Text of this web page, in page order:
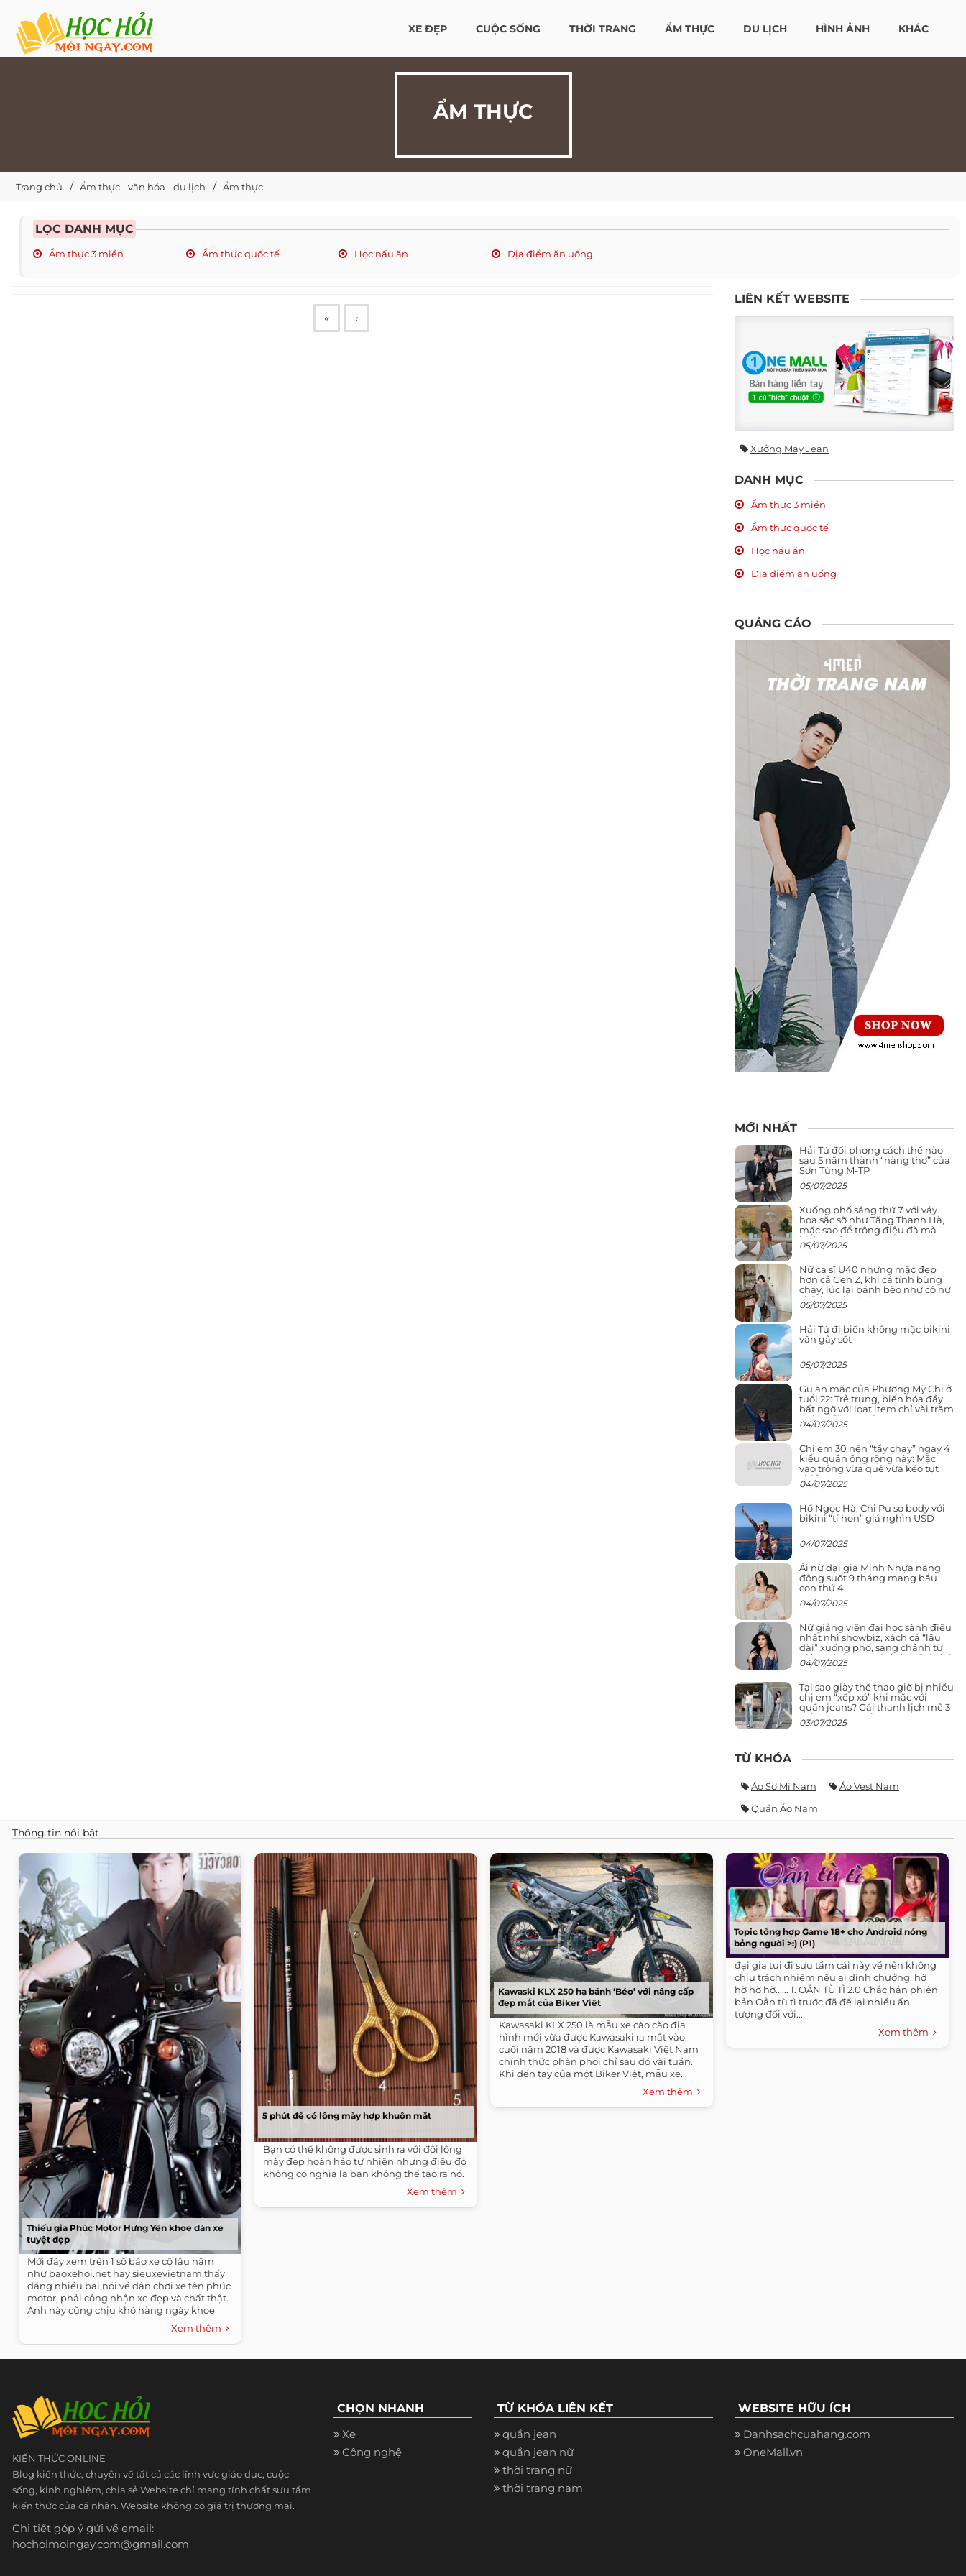
XE ĐẸP CUỘC SỐNG THỜI TRANG ẨM THỰC DU LỊCH HÌNH ẢNH KHÁC
ẨM THỰC
Trang chủ Ẩm thực - văn hóa - du lịch Ẩm thực
LỌC DANH MỤC
Ẩm thực 3 miền Ẩm thực quốc tế Học nấu ăn Địa điểm ăn uống
« ‹
LIÊN KẾT WEBSITE
Xưởng May Jean
DANH MỤC
Ẩm thực 3 miền
Ẩm thực quốc tế
Học nấu ăn
Địa điểm ăn uống
QUẢNG CÁO
MỚI NHẤT
Hải Tú đổi phong cách thế nào
sau 5 năm thành “nàng thơ” của
Sơn Tùng M-TP
05/07/2025
Xuống phố sáng thứ 7 với váy
hoa sặc sỡ như Tăng Thanh Hà,
mặc sao để trông điệu đà mà
không sến
05/07/2025
Nữ ca sĩ U40 nhưng mặc đẹp
hơn cả Gen Z, khi cá tính bùng
cháy, lúc lại bánh bèo như cô nữ
chính ngôn tình
05/07/2025
Hải Tú đi biển không mặc bikini
vẫn gây sốt
05/07/2025
Gu ăn mặc của Phương Mỹ Chi ở
tuổi 22: Trẻ trung, biến hóa đầy
bất ngờ với loạt item chỉ vài trăm
nghìn đã mua được
04/07/2025
Chị em 30 nên “tẩy chay” ngay 4
kiểu quần ống rộng này: Mặc
vào trông vừa quê vừa kéo tụt
chiều cao
04/07/2025
Hồ Ngọc Hà, Chi Pu so body với
bikini “tí hon” giá nghìn USD
04/07/2025
Ái nữ đại gia Minh Nhựa năng
động suốt 9 tháng mang bầu
con thứ 4
04/07/2025
Nữ giảng viên đại học sành điệu
nhất nhì showbiz, xách cả “lâu
đài” xuống phố, sang chảnh từ
giảng đường ra phố khó ai đọ lại
04/07/2025
Tại sao giày thể thao giờ bị nhiều
chị em “xếp xó” khi mặc với
quần jeans? Gái thanh lịch mê 3
kiểu này hơn hẳn
03/07/2025
TỪ KHÓA
Áo Sơ Mi Nam
Áo Vest Nam
Quần Áo Nam
Thông tin nổi bật
Thiếu gia Phúc Motor Hưng Yên khoe dàn xe
tuyệt đẹp
Mới đây xem trên 1 số báo xe cộ lâu năm
như baoxehoi.net hay sieuxevietnam thấy
đăng nhiều bài nói về dân chơi xe tên phúc
motor, phải công nhận xe đẹp và chất thật.
Anh này cũng chịu khó hàng ngày khoe
Xem thêm
5 phút để có lông mày hợp khuôn mặt
Bạn có thể không được sinh ra với đôi lông
mày đẹp hoàn hảo tự nhiên nhưng điều đó
không có nghĩa là bạn không thể tạo ra nó.
Xem thêm
Kawaski KLX 250 hạ bánh ‘Béo’ với nâng cấp
đẹp mắt của Biker Việt
Kawasaki KLX 250 là mẫu xe cào cào địa
hình mới vừa được Kawasaki ra mắt vào
cuối năm 2018 và được Kawasaki Việt Nam
chính thức phân phối chỉ sau đó vài tuần.
Khi đến tay của một Biker Việt, mẫu xe...
Xem thêm
Topic tổng hợp Game 18+ cho Android nóng
bỏng người >:) (P1)
đại gia tui đi sưu tầm cái này về nên không
chịu trách nhiệm nếu ai dính chưởng, hờ
hờ hờ hờ...... 1. OẲN TÙ TÌ 2.0 Chắc hẳn phiên
bản Oẳn tù tì trước đã để lại nhiều ấn
tượng đối với...
Xem thêm
KIẾN THỨC ONLINE
Blog kiến thức, chuyên về tất cả các lĩnh vực giáo dục, cuộc
sống, kinh nghiệm, chia sẻ Website chỉ mang tính chất sưu tầm
kiến thức của cá nhân. Website không có giá trị thương mại.
Chi tiết góp ý gửi về email:
hochoimoingay.com@gmail.com
CHỌN NHANH
Xe
Công nghệ
TỪ KHÓA LIÊN KẾT
quần jean
quần jean nữ
thời trang nữ
thời trang nam
WEBSITE HỮU ÍCH
Danhsachcuahang.com
OneMall.vn